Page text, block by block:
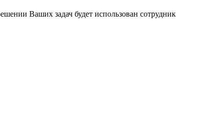
Ваших задач будет использован сотрудник